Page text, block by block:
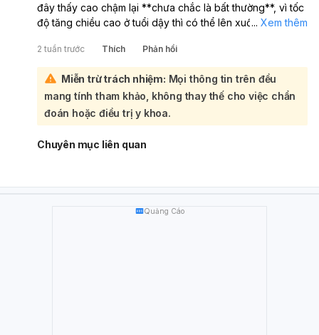
đây thấy cao chậm lại **chưa chắc là bất thường**, vì tốc
độ tăng chiều cao ở tuổi dậy thì có thể lên xuống theo
Nếu em đã dậy thì từ lớp 7 thì hiện nay có thể đang bước
vào giai đoạn tăng trưởng chậm dần. Thường sau khi dậy
thì được vài năm, tốc độ cao sẽ giảm dần, nhưng nhiều
bạn vẫn còn cao thêm đến khoảng 17–18 tuổi, tùy cơ địa
và tình trạng dậy thì. Em nên theo dõi thêm:
Mỗi 3–6 tháng đo chiều cao lại để xem có thật sự chậm
kéo dài không
Tập thể dục đều như bơi, bóng rổ, chạy nhảy
tháng gần như không tăng chiều cao
... Xem thêm
2 tuần trước Thích Phản hồi
Miễn trừ trách nhiệm: Mọi thông tin trên đều
mang tính tham khảo, không thay thế cho việc chẩn
đoán hoặc điều trị y khoa.
Chuyên mục liên quan
Quảng Cáo